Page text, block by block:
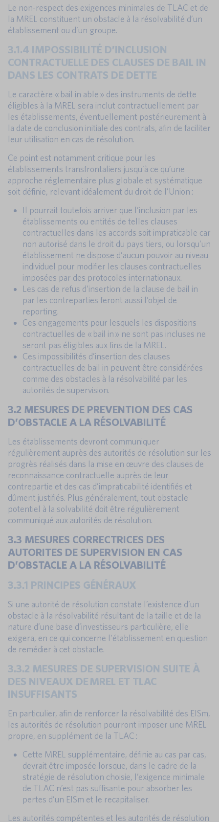
Le non-respect des exigences minimales de TLAC et de
la MREL constituent un obstacle à la résolvabilité d’un
établissement ou d’un groupe.
3.1.4 IMPOSSIBILITÉ D’INCLUSION
CONTRACTUELLE DES CLAUSES DE BAIL IN
DANS LES CONTRATS DE DETTE
Le caractère « bail in able » des instruments de dette
éligibles à la MREL sera inclut contractuellement par
les établissements, éventuellement postérieurement à
la date de conclusion initiale des contrats, afin de faciliter
leur utilisation en cas de résolution.
Ce point est notamment critique pour les
établissements transfrontaliers jusqu’à ce qu’une
approche réglementaire plus globale et systématique
soit définie, relevant idéalement du droit de l’Union :
Il pourrait toutefois arriver que l’inclusion par les
établissements ou entités de telles clauses
contractuelles dans les accords soit impraticable car
non autorisé dans le droit du pays tiers, ou lorsqu’un
établissement ne dispose d’aucun pouvoir au niveau
individuel pour modifier les clauses contractuelles
imposées par des protocoles internationaux.
Les cas de refus d’insertion de la clause de bail in
par les contreparties feront aussi l’objet de
reporting.
Ces engagements pour lesquels les dispositions
contractuelles de « bail in » ne sont pas incluses ne
seront pas éligibles aux fins de la MREL.
Ces impossibilités d’insertion des clauses
contractuelles de bail in peuvent être considérées
comme des obstacles à la résolvabilité par les
autorités de supervision.
3.2 MESURES DE PREVENTION DES CAS
D’OBSTACLE A LA RÉSOLVABILITÉ
Les établissements devront communiquer
régulièrement auprès des autorités de résolution sur les
progrès réalisés dans la mise en œuvre des clauses de
reconnaissance contractuelle auprès de leur
contrepartie et des cas d’impraticabilité identifiés et
dûment justifiés. Plus généralement, tout obstacle
potentiel à la solvabilité doit être régulièrement
communiqué aux autorités de résolution.
3.3 MESURES CORRECTRICES DES
AUTORITES DE SUPERVISION EN CAS
D’OBSTACLE A LA RÉSOLVABILITÉ
3.3.1 PRINCIPES GÉNÉRAUX
Si une autorité de résolution constate l’existence d’un
obstacle à la résolvabilité résultant de la taille et de la
nature d’une base d’investisseurs particulière, elle
exigera, en ce qui concerne l’établissement en question
de remédier à cet obstacle.
3.3.2 MESURES DE SUPERVISION SUITE À
DES NIVEAUX DE MREL ET TLAC
INSUFFISANTS
En particulier, afin de renforcer la résolvabilité des EISm,
les autorités de résolution pourront imposer une MREL
propre, en supplément de la TLAC :
Cette MREL supplémentaire, définie au cas par cas,
devrait être imposée lorsque, dans le cadre de la
stratégie de résolution choisie, l’exigence minimale
de TLAC n’est pas suffisante pour absorber les
pertes d’un EISm et le recapitaliser.
Les autorités compétentes et les autorités de résolution